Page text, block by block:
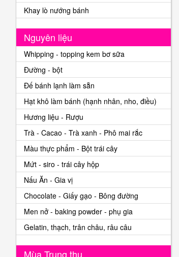
Khay lò nướng bánh
Nguyên liệu
Whipping - topping kem bơ sữa
Đường - bột
Đế bánh lạnh làm sẵn
Hạt khô làm bánh (hạnh nhân, nho, điều)
Hương liệu - Rượu
Trà - Cacao - Trà xanh - Phô mai rắc
Màu thực phẩm - Bột trái cây
Mứt - siro - trái cây hộp
Nấu Ăn - Gia vị
Chocolate - Giấy gạo - Bông đường
Men nở - baking powder - phụ gia
Gelatin, thạch, trân châu, râu câu
Mùa Trung thu